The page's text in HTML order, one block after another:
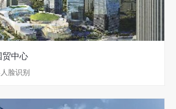
中心
脸识别